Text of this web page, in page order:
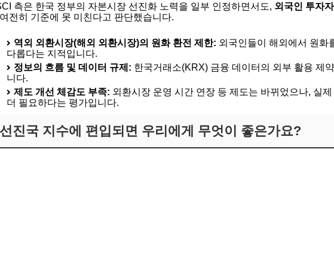
측은 한국 정부의 자본시장 선진화 노력을 일부 인정하면서도, 외국인 투자
전히 기준에 못 미친다고 판단했습니다.
역외 외환시장(해외 외환시장)의 원화 환전 제한: 외국인들이 해외에서 원화
다롭다는 지적입니다.
정보의 흐름 및 데이터 규제: 한국거래소(KRX) 금융 데이터의 외부 활용 제
니다.
제도 개선 체감도 부족: 외환시장 운영 시간 연장 등 제도는 바뀌었으나, 실
더 필요하다는 평가입니다.
선진국 지수에 편입되면 우리에게 무엇이 좋은가요?